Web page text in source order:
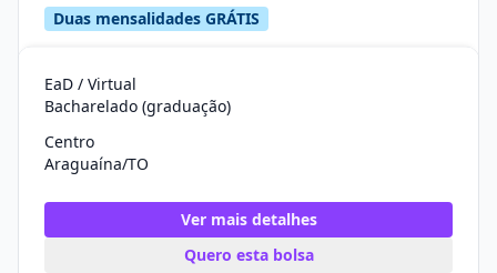
Duas mensalidades GRÁTIS
EaD / Virtual
Bacharelado (graduação)
Centro
Araguaína/TO
Ver mais detalhes
Quero esta bolsa